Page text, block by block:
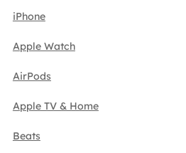
iPhone
Apple Watch
AirPods
Apple TV & Home
Beats